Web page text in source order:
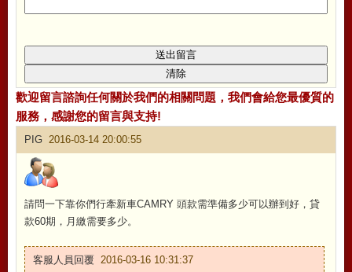
歡迎留言諮詢任何關於我們的相關問題，我們會給您最優質的
服務，感謝您的留言與支持!
PIG 2016-03-14 20:00:55
請問一下靠你們行牽新車CAMRY 頭款需準備多少可以辦到好，貸
款60期，月繳需要多少。
客服人員回覆 2016-03-16 10:31:37